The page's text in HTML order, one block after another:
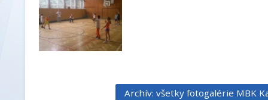
Archív: všetky fotogalérie MBK